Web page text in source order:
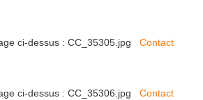
ci-dessus : CC_35305.jpg Contact
ci-dessus : CC_35306.jpg Contact